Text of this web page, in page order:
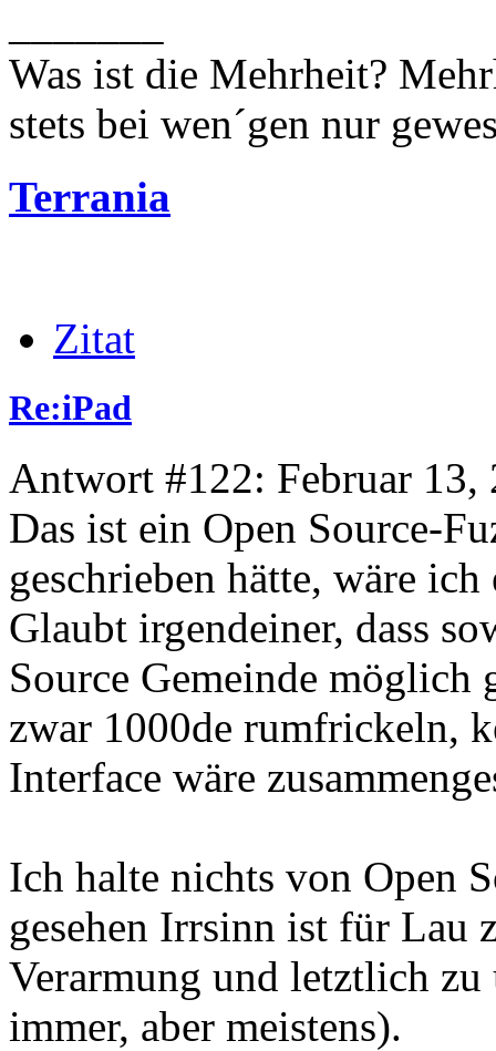
Was ist die Mehrheit?
stets bei wen´gen nur
Terrania
Zitat
Re:iPad
Antwort #122: Februar 13,
Das ist ein Open Source-
geschrieben hätte, wäre
Glaubt irgendeiner, dass
Source Gemeinde möglich
zwar 1000de rumfrickeln,
Interface wäre
Ich halte nichts von Open
gesehen Irrsinn ist für Lau
Verarmung und letztlich
immer, aber meistens).